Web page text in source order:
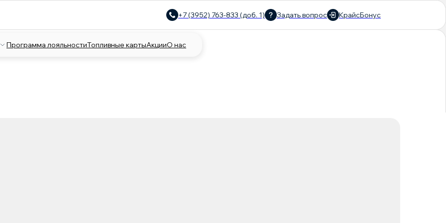
+7 (3952) 763-833 (доб. 1) Задать вопрос КрайсБонус
Программа лояльностиТопливные картыАкцииО нас